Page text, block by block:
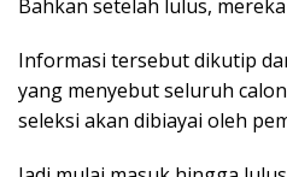
Bahkan setelah lulus,
Informasi tersebut dikutip
yang menyebut seluruh
seleksi akan dibiayai oleh